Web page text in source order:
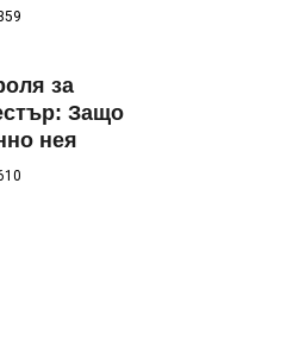
за
Защо
нея